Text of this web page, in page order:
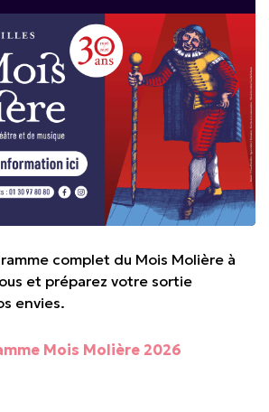
complet du Mois Molière à
et préparez votre sortie
envies.
Mois Molière 2026